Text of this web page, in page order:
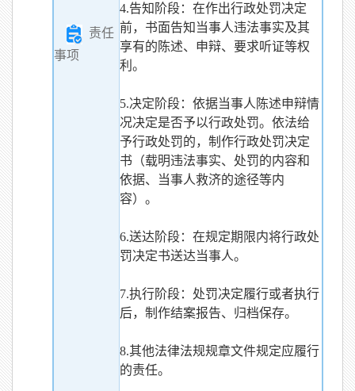
责任
事项
4.告知阶段：在作出行政处罚决定
前，书面告知当事人违法事实及其
享有的陈述、申辩、要求听证等权
利。
5.决定阶段：依据当事人陈述申辩情
况决定是否予以行政处罚。依法给
予行政处罚的，制作行政处罚决定
书（载明违法事实、处罚的内容和
依据、当事人救济的途径等内
容）。
6.送达阶段：在规定期限内将行政处
罚决定书送达当事人。
7.执行阶段：处罚决定履行或者执行
后，制作结案报告、归档保存。
8.其他法律法规规章文件规定应履行
的责任。